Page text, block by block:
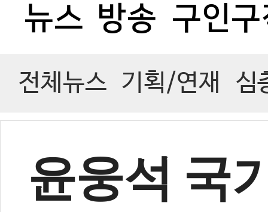
뉴스 방송 구인
전체뉴스 기획/연재 심
윤웅석 국